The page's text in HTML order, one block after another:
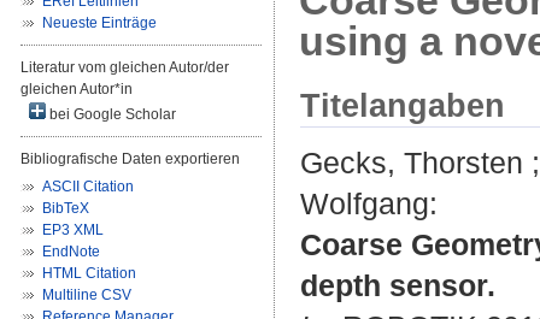
Neueste Einträge
Literatur vom gleichen Autor/der
gleichen Autor*in
bei Google Scholar
Bibliografische Daten exportieren
ASCII Citation
BibTeX
EP3 XML
EndNote
HTML Citation
Multiline CSV
using a
Titelangaben
Gecks, Thorsten
Wolfgang:
Coarse
depth sensor.